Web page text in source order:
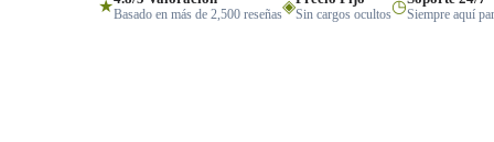
★Basado en más de 2,500 reseñas◈Sin cargos ocultos◷Siempre aquí